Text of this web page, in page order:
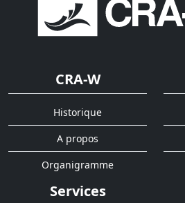
CRA-W
Historique
A propos
Organigramme
Services